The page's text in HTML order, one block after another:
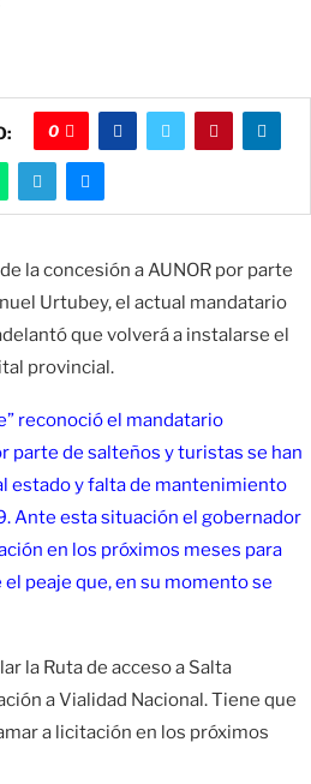
0
la concesión a AUNOR por parte
Urtubey, el actual mandatario
que volverá a instalarse el
provincial.
reconoció el mandatario
parte de salteños y turistas se han
estado y falta de mantenimiento
Ante esta situación el gobernador
en los próximos meses para
peaje que, en su momento se
la Ruta de acceso a Salta
a Vialidad Nacional. Tiene que
a licitación en los próximos